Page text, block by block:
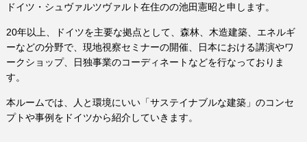
ドイツ・シュヴァルツヴァルト在住のの池田憲昭と申します。
20年以上、ドイツを主要な拠点として、森林、木造建築、エネルギ
ーなどの分野で、現地視察セミナーの開催、日本における講演やワ
ークショップ、日独事業のコーディネートなどを行なっておりま
す。
本ルームでは、人と環境にいい「サステイナブルな建築」のコンセ
プトや事例をドイツから紹介していきます。